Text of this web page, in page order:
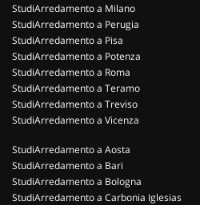
StudiArredamento a Milano
StudiArredamento a Perugia
StudiArredamento a Pisa
StudiArredamento a Potenza
StudiArredamento a Roma
StudiArredamento a Teramo
StudiArredamento a Treviso
StudiArredamento a Vicenza
StudiArredamento a Aosta
StudiArredamento a Bari
StudiArredamento a Bologna
StudiArredamento a Carbonia Iglesias